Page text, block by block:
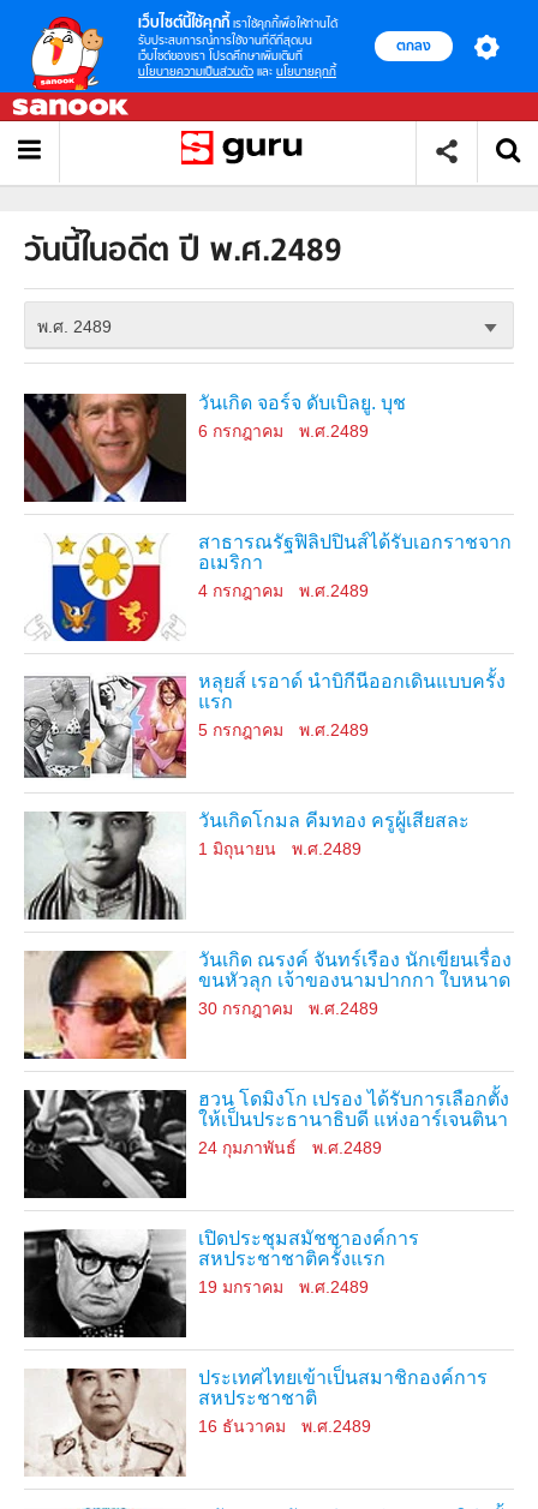
เว็บไซต์นี้ใช้คุกกี้ เราใช้คุกกี้เพื่อให้ท่านได้
รับประสบการณ์การใช้งานที่ดีที่สุดบน
เว็บไซต์ของเรา โปรดศึกษาเพิ่มเติมที่
นโยบายความเป็นส่วนตัว และ นโยบายคุกกี้
ตกลง
วันนี้ในอดีต ปี พ.ศ.2489
พ.ศ. 2489
วันเกิด จอร์จ ดับเบิลยู. บุช
6 กรกฎาคม พ.ศ.2489
สาธารณรัฐฟิลิปปินส์ได้รับเอกราชจาก
อเมริกา
4 กรกฎาคม พ.ศ.2489
หลุยส์ เรอาด์ นำบิกีนีออกเดินแบบครั้ง
แรก
5 กรกฎาคม พ.ศ.2489
วันเกิดโกมล คีมทอง ครูผู้เสียสละ
1 มิถุนายน พ.ศ.2489
วันเกิด ณรงค์ จันทร์เรือง นักเขียนเรื่อง
ขนหัวลุก เจ้าของนามปากกา ใบหนาด
30 กรกฎาคม พ.ศ.2489
ฮวน โดมิงโก เปรอง ได้รับการเลือกตั้ง
ให้เป็นประธานาธิบดี แห่งอาร์เจนตินา
24 กุมภาพันธ์ พ.ศ.2489
เปิดประชุมสมัชชาองค์การ
สหประชาชาติครั้งแรก
19 มกราคม พ.ศ.2489
ประเทศไทยเข้าเป็นสมาชิกองค์การ
สหประชาชาติ
16 ธันวาคม พ.ศ.2489